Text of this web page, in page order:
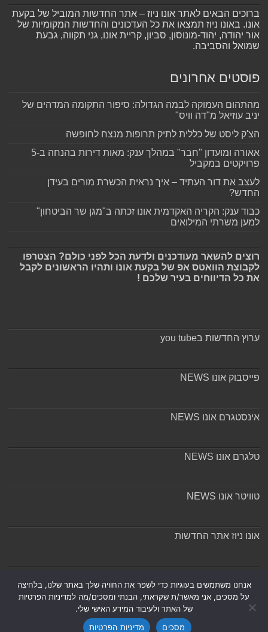
ברוכים הבאים לאתר אונו ניוז – אתר החדשות המוביל של בקעת
אונו. באונו ניוז תמצאו את כל העדכונים והחדשות המקומיות של
אור יהודה, יהוד-מונוסון, סביון, קריית אונו, גני תקווה, גבעת
שמואל והסביבה.
פוסטים אחרונים
מהתהום העמוקה לבמה הגדולה: סיפור התקומה המדהים של
יניב עוזיאל מ"דה וויס"
הצ'ק ליסט של כללית לתיק תרופות מנצח לחופשה
אאורה ומועדון "חבר" במהלך ענק: מאות דירות בהנחה ב-5
פרויקטים במקביל
לעצב את דור העתיד – איך נראית הכשרת מורים בעידן
החדש?
כבוד ענק: הקריה האקדמית אונו זכתה ב"מגן שר הביטחון"
למען משרתי המילואים
רוצים להשאר מעודכנים ולדעת הכל לפני כולם? הצטרפו
לקבוצת הוואטס אפ של בקעת אונו ותהיו הראשונים לקבל
את כל הדיווחים בעיר שלכם !
ערוץ החדשות בyou tube
פייסבוק אונו NEWS
אינסטגרם אונו NEWS
טלגרם אונו NEWS
טוויטר אונו NEWS
אונו ניוז אתר החדשות
אנחנו משתמשים בעוגיות כדי לשפר את החוויה שלך באתר שלנו, בלחיצה
על מסכים, אני מאשר/ת שקראתי, הבנתי ומסכים/מה למדיניות הפרטיות
של האתר ולעיבוד המידע האישי שלי.
מסכים
מדיניות הפרטיות